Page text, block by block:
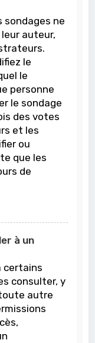
sondages ne
auteur,
le
le
personne
le sondage
des votes
et les
ou
que les
de
à un
certains
consulter, y
autre